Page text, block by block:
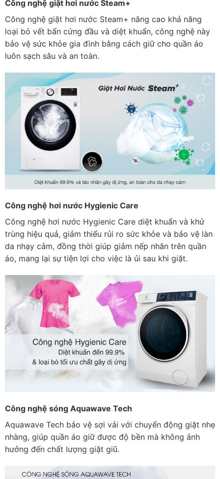
Công nghệ giặt hơi nước Steam+
Công nghệ giặt hơi nước Steam+ nâng cao khả năng
loại bỏ vết bẩn cứng đầu và diệt khuẩn, công nghệ này
bảo vệ sức khỏe gia đình bằng cách giữ cho quần áo
luôn sạch sâu và an toàn.
Công nghệ hơi nước Hygienic Care
Công nghệ hơi nước Hygienic Care diệt khuẩn và khử
trùng hiệu quả, giảm thiểu rủi ro sức khỏe và bảo vệ làn
da nhạy cảm, đồng thời giúp giảm nếp nhăn trên quần
áo, mang lại sự tiện lợi cho việc là ủi sau khi giặt.
Công nghệ sóng Aquawave Tech
Aquawave Tech bảo vệ sợi vải với chuyển động giặt nhẹ
nhàng, giúp quần áo giữ được độ bền mà không ảnh
hưởng đến chất lượng giặt giũ.